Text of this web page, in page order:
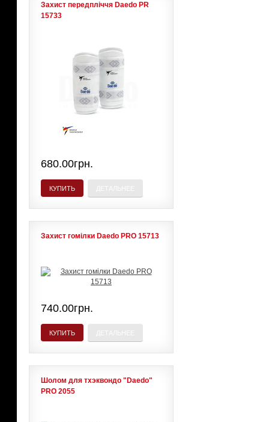
Захист передпліччя Daedo PR
15733
680.00грн.
КУПИТЬ
Захист гомілки Daedo PRO 15713
740.00грн.
КУПИТЬ
Шолом для тхэквондо "Daedo"
PRO 2055